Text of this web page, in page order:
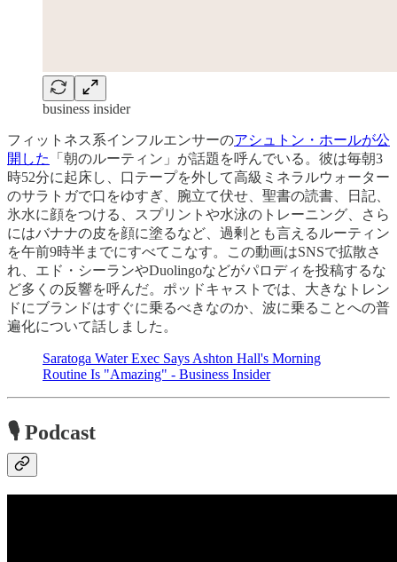
business insider
フィットネス系インフルエンサーのアシュトン・ホールが公
開した
「朝のルーティン」が話題を呼んでいる。彼は毎朝3
時52分に起床し、口テープを外して高級ミネラルウォーター
のサラトガで口をゆすぎ、腕立て伏せ、聖書の読書、日記、
氷水に顔をつける、スプリントや水泳のトレーニング、さら
にはバナナの皮を顔に塗るなど、過剰とも言えるルーティン
を午前9時半までにすべてこなす。この動画はSNSで拡散さ
れ、エド・シーランやDuolingoなどがパロディを投稿するな
ど多くの反響を呼んだ。ポッドキャストでは、大きなトレン
ドにブランドはすぐに乗るべきなのか、波に乗ることへの普
遍化について話しました。
Saratoga Water Exec Says Ashton Hall's Morning
Routine Is "Amazing" - Business Insider
🎙 Podcast